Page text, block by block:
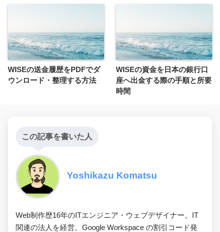
WISEの送金履歴をPDFでダ
ウンロード・整理する方法
WISEの資金を日本の銀行口
座へ出金する際の手順と所要
時間
この記事を書いた人
Yoshikazu Komatsu
Web制作歴16年のITエンジニア・ウェブデザイナー。IT
関連の法人を経営。Google Workspace の割引コード発